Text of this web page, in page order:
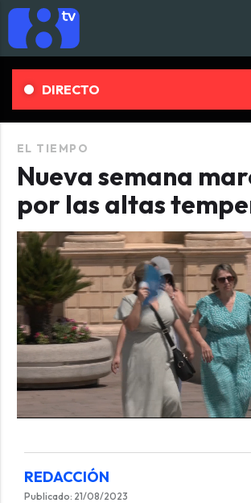
DIRECTO
EL TIEMPO
Nueva semana
por las altas
REDACCIÓN
Publicado: 21/08/2023